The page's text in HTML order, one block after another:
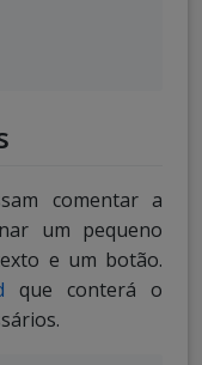
comentar a
um pequeno
e um botão.
que conterá o